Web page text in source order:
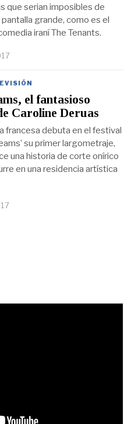
que serian imposibles de
grande, como es el
iraní The Tenants.
el fantasioso
Caroline Deruas
francesa debuta en el festival
su primer largometraje,
una historia de corte onírico
en una residencia artística